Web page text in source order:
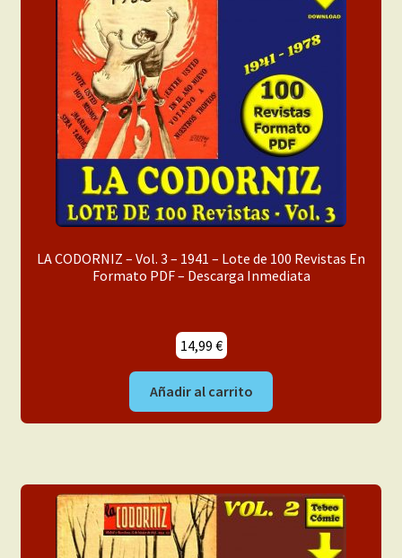
LA CODORNIZ – Vol. 3 – 1941 – Lote de 100 Revistas En
Formato PDF – Descarga Inmediata
14,99 €
Añadir al carrito